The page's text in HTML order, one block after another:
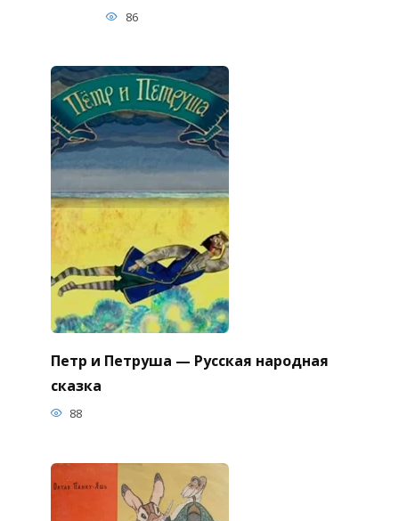
86
Петр и Петруша — Русская народная
сказка
88